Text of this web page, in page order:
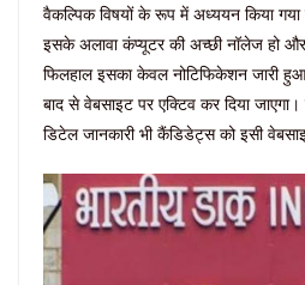
वैकल्पिक विषयों के रूप में अध्ययन किया गया
इसके अलावा कंप्यूटर की अच्छी नॉलेज हो
फिलहाल इसका केवल नोटिफिकेशन जारी
बाद से वेबसाइट पर एक्टिव कर दिया
डिटेल जानकारी भी कैंडिडेट्स को इसी